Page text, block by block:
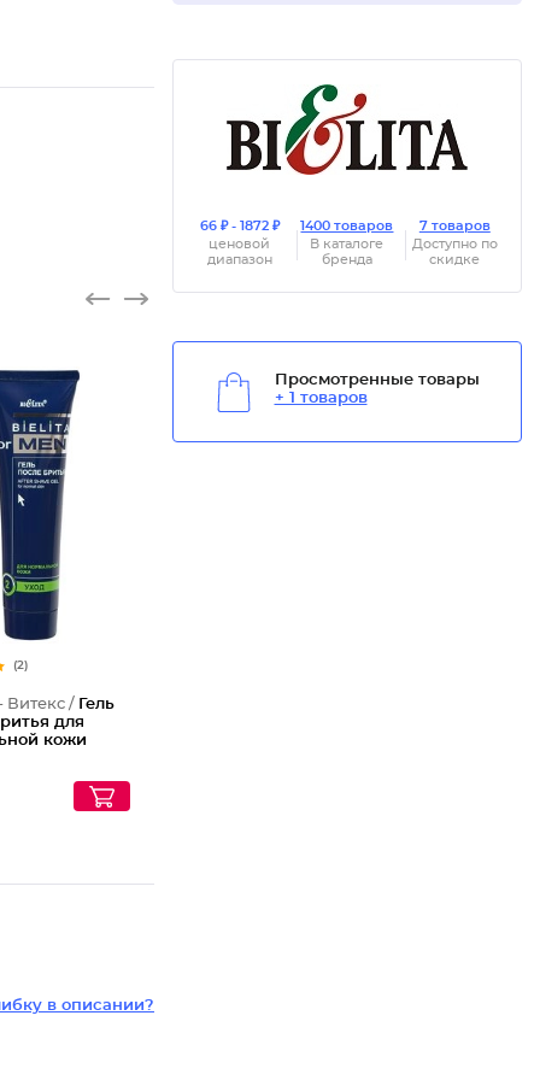
(2)
Витекс / Гель
для
кожи
в описании?
66 ₽ - 1872 ₽
ценовой
диапазон
1400 товаров
В каталоге
бренда
7 товаров
Доступно по
скидке
Просмотренные товары
+ 1 товаров